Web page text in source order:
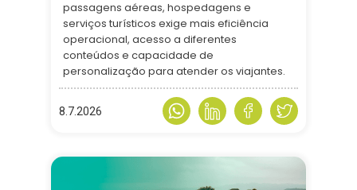
passagens aéreas, hospedagens e
serviços turísticos exige mais eficiência
operacional, acesso a diferentes
conteúdos e capacidade de
personalização para atender os viajantes.
8.7.2026